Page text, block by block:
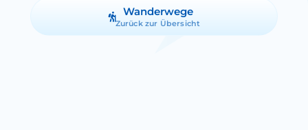
Wanderwege
Zurück zur Übersicht